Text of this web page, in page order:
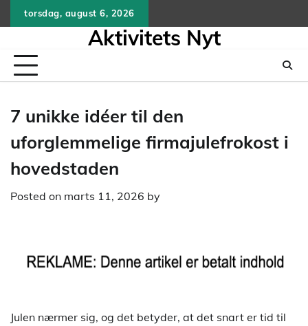
to
torsdag, august 6, 2026
Aktivitets Nyt
7 unikke idéer til den
uforglemmelige firmajulefrokost i
hovedstaden
Posted on marts 11, 2026 by
Julen nærmer sig, og det betyder, at det snart er tid til